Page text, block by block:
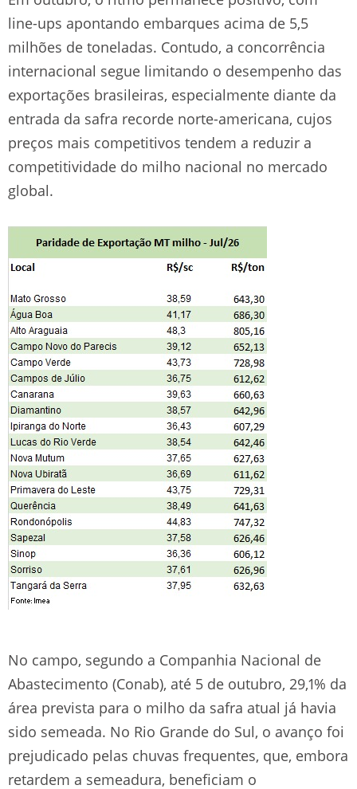
line-ups apontando embarques acima de 5,5
milhões de toneladas. Contudo, a concorrência
internacional segue limitando o desempenho das
exportações brasileiras, especialmente diante da
entrada da safra recorde norte-americana, cujos
preços mais competitivos tendem a reduzir a
competitividade do milho nacional no mercado
global.
No campo, segundo a Companhia Nacional de
Abastecimento (Conab), até 5 de outubro, 29,1% da
área prevista para o milho da safra atual já havia
sido semeada. No Rio Grande do Sul, o avanço foi
prejudicado pelas chuvas frequentes, que, embora
retardem a semeadura, beneficiam o